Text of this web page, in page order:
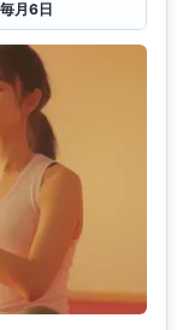
毎月6日